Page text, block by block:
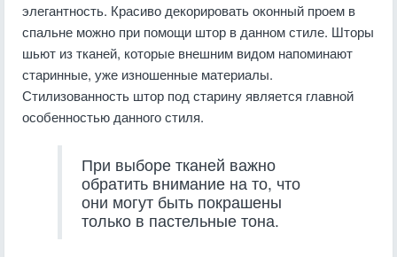
элегантность. Красиво декорировать оконный проем в
спальне можно при помощи штор в данном стиле. Шторы
шьют из тканей, которые внешним видом напоминают
старинные, уже изношенные материалы.
Стилизованность штор под старину является главной
особенностью данного стиля.
При выборе тканей важно
обратить внимание на то, что
они могут быть покрашены
только в пастельные тона.